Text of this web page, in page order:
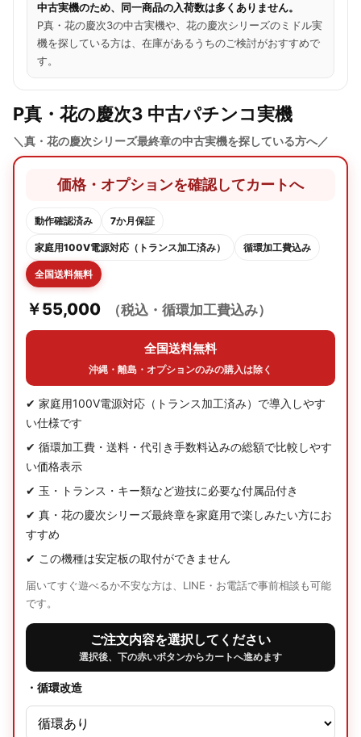
中古実機のため、同一商品の入荷数は多くありません。
P真・花の慶次3の中古実機や、花の慶次シリーズのミドル実
機を探している方は、在庫があるうちのご検討がおすすめで
す。
P真・花の慶次3 中古パチンコ実機
＼真・花の慶次シリーズ最終章の中古実機を探している方へ／
価格・オプションを確認してカートへ
動作確認済み 7か月保証
家庭用100V電源対応（トランス加工済み） 循環加工費込み
全国送料無料
￥55,000 （税込・循環加工費込み）
全国送料無料
沖縄・離島・オプションのみの購入は除く
✔ 家庭用100V電源対応（トランス加工済み）で導入しやす
い仕様です
✔ 循環加工費・送料・代引き手数料込みの総額で比較しやす
い価格表示
✔ 玉・トランス・キー類など遊技に必要な付属品付き
✔ 真・花の慶次シリーズ最終章を家庭用で楽しみたい方にお
すすめ
✔ この機種は安定板の取付ができません
届いてすぐ遊べるか不安な方は、LINE・お電話で事前相談も可能
です。
ご注文内容を選択してください
選択後、下の赤いボタンからカートへ進めます
・循環改造